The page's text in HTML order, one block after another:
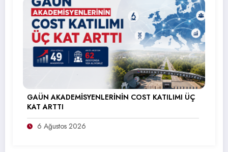
GAÜN AKADEMİSYENLERİNİN COST KATILIMI ÜÇ
KAT ARTTI
6 Ağustos 2026